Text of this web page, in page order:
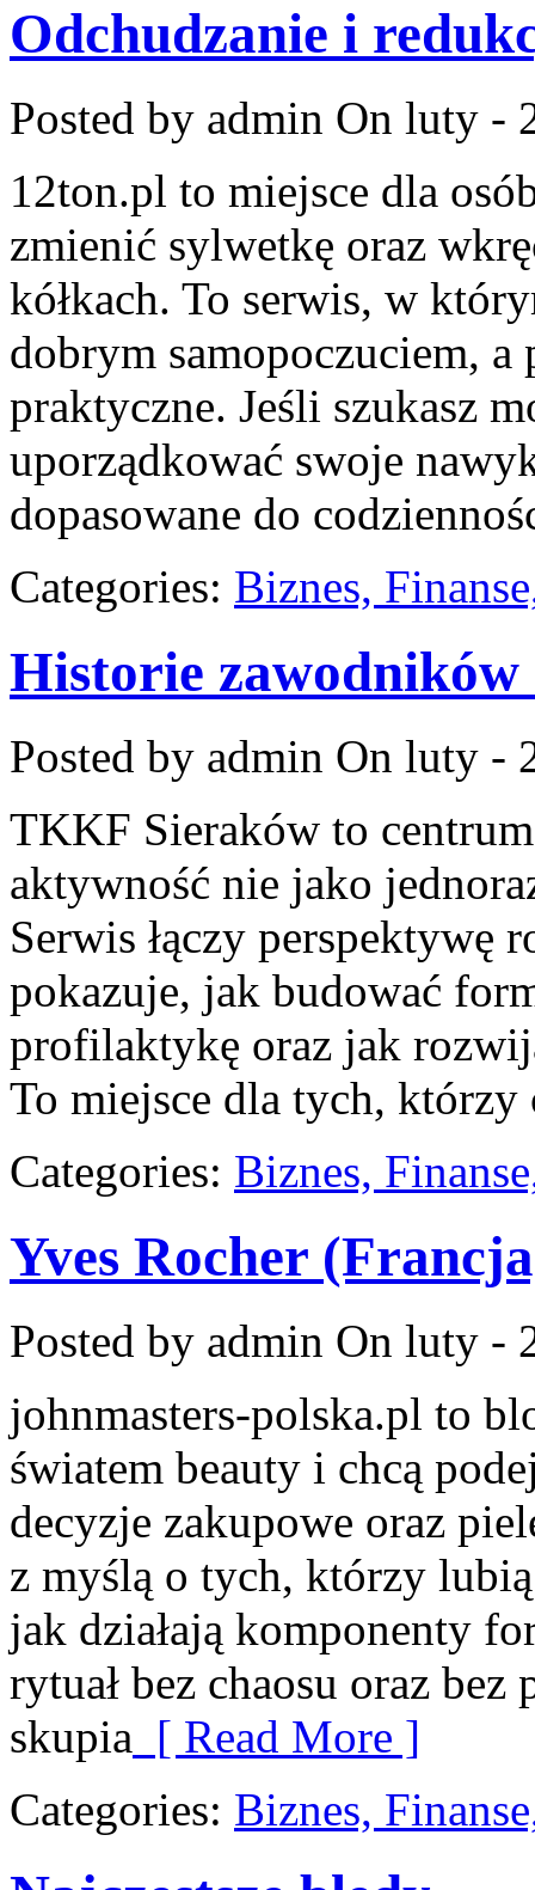
Odchudzanie i
Posted by admin On luty -
12ton.pl to miejsce dla
zmienić sylwetkę oraz
kółkach. To serwis, w
dobrym samopoczuciem, a
praktyczne. Jeśli szukasz
uporządkować swoje
dopasowane do
Categories: Biznes,
Historie
Posted by admin On luty -
TKKF Sieraków to
aktywność nie jako
Serwis łączy perspektywę
pokazuje, jak budować
profilaktykę oraz jak
To miejsce dla tych, którzy
Categories: Biznes,
Yves Rocher
Posted by admin On luty -
johnmasters-polska.pl to
światem beauty i chcą
decyzje zakupowe oraz
z myślą o tych, którzy lubią
jak działają komponenty
rytuał bez chaosu oraz
skupia [ Read More ]
Categories: Biznes,